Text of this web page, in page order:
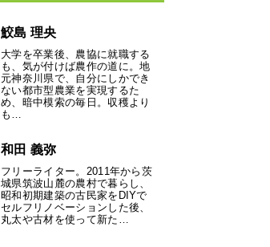
鮫島 理央
大学を卒業後、農協に就職する
も、気が付けば農作の道に。地
元神奈川県で、自分にしかでき
ない都市型農業を実現するた
め、暗中模索の毎日。収穫より
も…
和田 義弥
フリーライター。2011年から茨
城県筑波山麓の農村で暮らし、
昭和初期建築の古民家をDIYで
セルフリノベーションした後、
丸太や古材を使って新た…